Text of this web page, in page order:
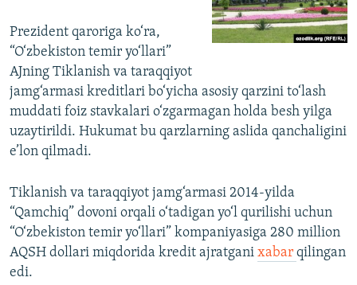
Prezident qaroriga ko‘ra,
“O‘zbekiston temir yo‘llari”
AJning Tiklanish va taraqqiyot
jamg‘armasi kreditlari bo‘yicha asosiy qarzini to‘lash
muddati foiz stavkalari o‘zgarmagan holda besh yilga
uzaytirildi. Hukumat bu qarzlarning aslida qanchaligini
e’lon qilmadi.
Tiklanish va taraqqiyot jamg‘armasi 2014-yilda
“Qamchiq” dovoni orqali o‘tadigan yo‘l qurilishi uchun
“O‘zbekiston temir yo‘llari” kompaniyasiga 280 million
AQSH dollari miqdorida kredit ajratgani xabar qilingan
edi.